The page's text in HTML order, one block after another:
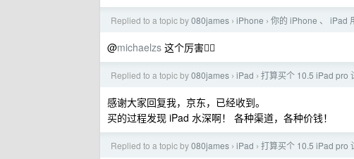
Replied to a topic by080james › iPhone › 你的 iPhone 、 iPad
@michaelzs 这个厉害👍🏻
Replied to a topic by080james › iPad › 打算买个 10.5 iPad pro
感谢大家回复我，京东，已经收到。
买的过程发现 iPad 水深啊！ 各种渠道，各种价钱！
Replied to a topic by080james › iPad › 打算买个 10.5 iPad pro